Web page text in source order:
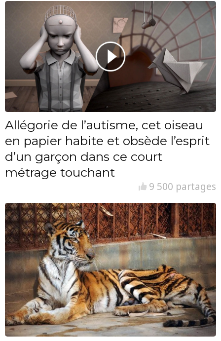
Allégorie de l’autisme, cet oiseau
en papier habite et obsède l’esprit
d’un garçon dans ce court
métrage touchant
9 500 partages